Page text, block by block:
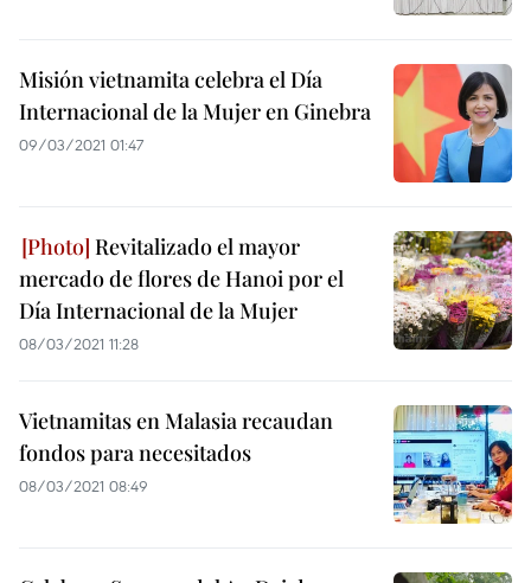
Misión vietnamita celebra el Día
Internacional de la Mujer en Ginebra
09/03/2021 01:47
Revitalizado el mayor
mercado de flores de Hanoi por el
Día Internacional de la Mujer
08/03/2021 11:28
Vietnamitas en Malasia recaudan
fondos para necesitados
08/03/2021 08:49